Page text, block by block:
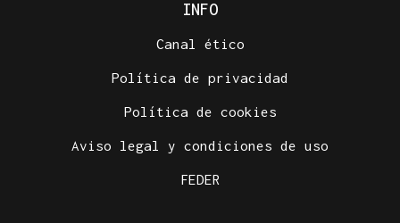
INFO
Canal ético
Política de privacidad
Política de cookies
Aviso legal y condiciones de uso
FEDER